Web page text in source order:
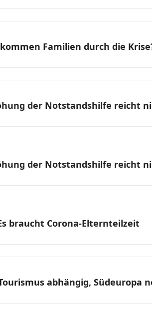
kommen Familien durch die
der Notstandshilfe reicht
der Notstandshilfe reicht
braucht Corona-Elternteilzeit
abhängig, Südeuropa